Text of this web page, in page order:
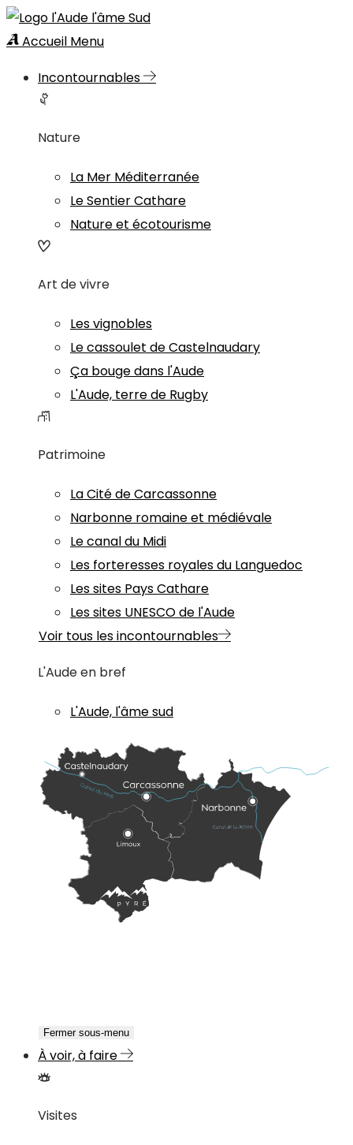
Accueil Menu
Incontournables
Nature
La Mer Méditerranée
Le Sentier Cathare
Nature et écotourisme
Art de vivre
Les vignobles
Le cassoulet de Castelnaudary
Ça bouge dans l'Aude
L'Aude, terre de Rugby
Patrimoine
La Cité de Carcassonne
Narbonne romaine et médiévale
Le canal du Midi
Les forteresses royales du Languedoc
Les sites Pays Cathare
Les sites UNESCO de l'Aude
Voir tous les incontournables
L'Aude en bref
L'Aude, l'âme sud
Fermer sous-menu
À voir, à faire
Visites